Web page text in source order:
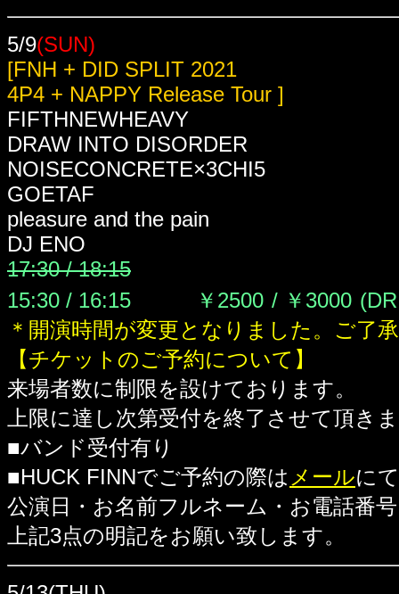
5/9(SUN)
[FNH + DID SPLIT 2021
4P4 + NAPPY Release Tour ]
FIFTHNEWHEAVY
DRAW INTO DISORDER
NOISECONCRETE×3CHI5
GOETAF
pleasure and the pain
DJ ENO
17:30 / 18:15
15:30 / 16:15
￥2500 / ￥3000
＊開演時間が変更となりました。ご了
【チケットのご予約について】
来場者数に制限を設けております。
上限に達し次第受付を終了させて頂き
■バンド受付有り
■HUCK FINNでご予約の際は メールに
公演日・お名前フルネーム・お電話番号
上記3点の明記をお願い致します。